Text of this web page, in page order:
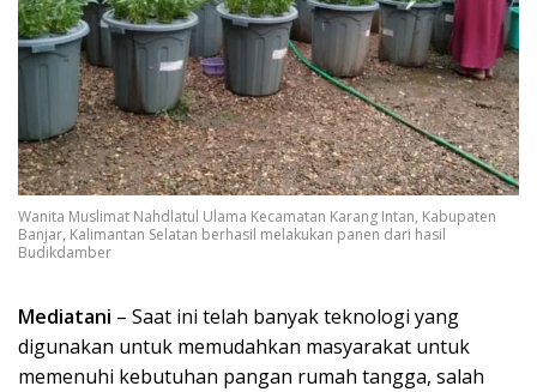
Wanita Muslimat Nahdlatul Ulama Kecamatan Karang Intan, Kabupaten
Banjar, Kalimantan Selatan berhasil melakukan panen dari hasil
Budikdamber
Mediatani – Saat ini telah banyak teknologi yang
digunakan untuk memudahkan masyarakat untuk
memenuhi kebutuhan pangan rumah tangga, salah